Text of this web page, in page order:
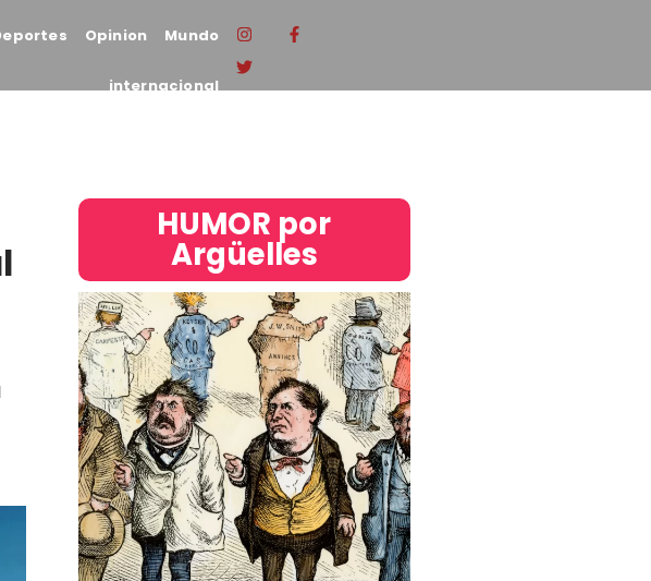
Opinion Mundo
internacional
HUMOR por
Argüelles​